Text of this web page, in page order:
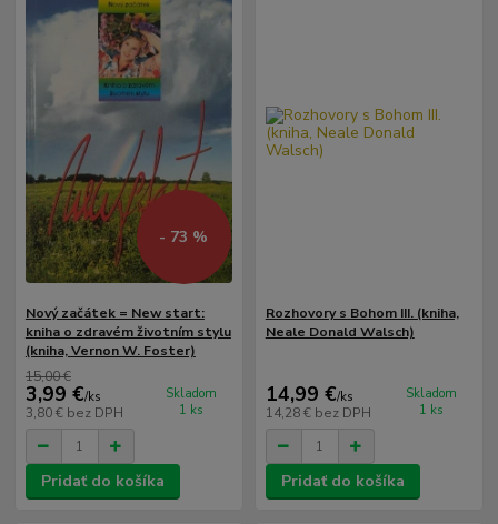
- 73 %
Nový začátek = New start:
kniha o zdravém životním stylu
(kniha, Vernon W. Foster)
15,00 €
3,99 €/ks
3,80 € bez DPH
Skladom
1 ks
Pridať do košíka
Rozhovory s Bohom III. (kniha,
Neale Donald Walsch)
14,99 €/ks
14,28 € bez DPH
Skladom
1 ks
Pridať do košíka